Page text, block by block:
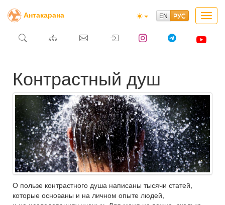
Антакарана
Контрастный душ
О пользе контрастного душа написаны тысячи статей,
которые основаны и на личном опыте людей,